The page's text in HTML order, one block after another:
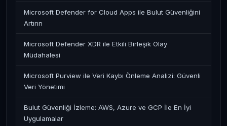
Microsoft Defender for Cloud Apps ile Bulut Güvenliğini
Artırın
Microsoft Defender XDR ile Etkili Birleşik Olay
Müdahalesi
Microsoft Purview ile Veri Kaybı Önleme Analizi: Güvenli
Veri Yönetimi
Bulut Güvenliği İzleme: AWS, Azure ve GCP İle En İyi
Uygulamalar